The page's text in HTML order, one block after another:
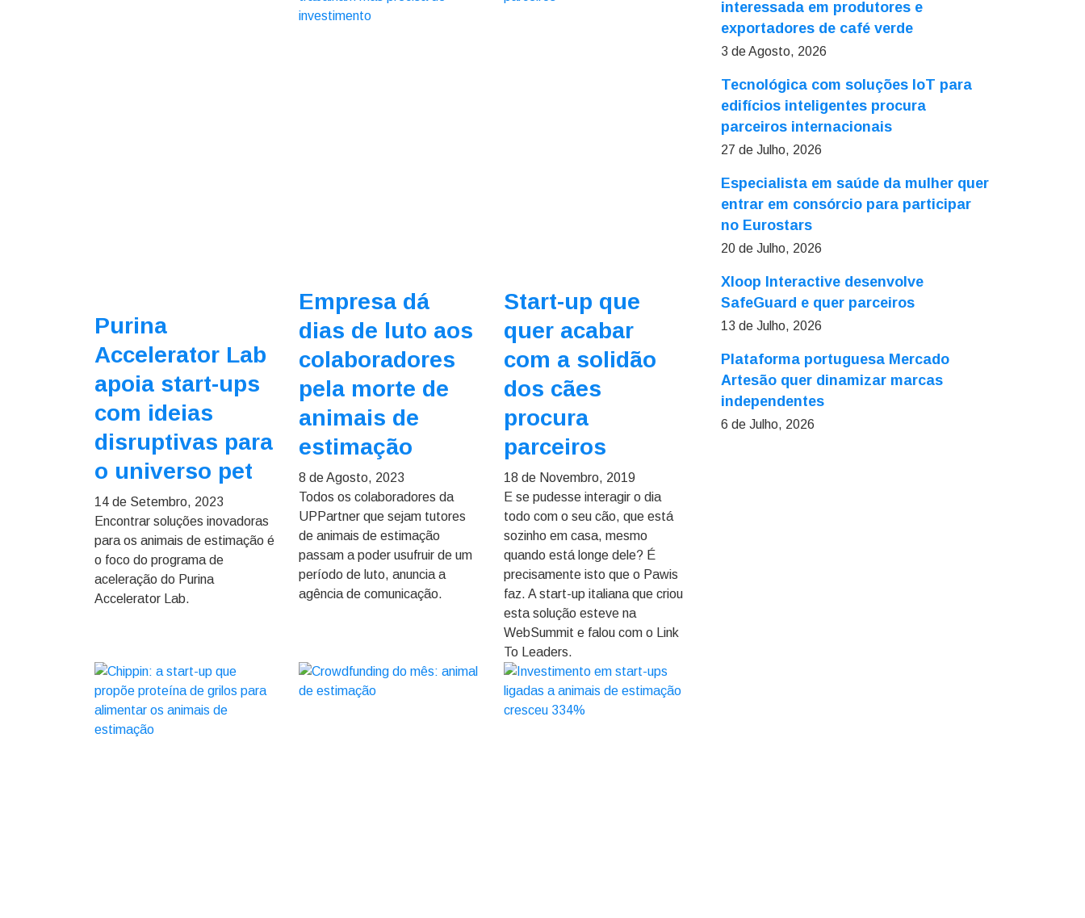
Purina
Accelerator Lab
apoia start-ups
com ideias
disruptivas para
o universo pet
14 de Setembro, 2023
Encontrar soluções inovadoras
para os animais de estimação é
o foco do programa de
aceleração do Purina
Accelerator Lab.
Empresa dá
dias de luto aos
colaboradores
pela morte de
animais de
estimação
8 de Agosto, 2023
Todos os colaboradores da
UPPartner que sejam tutores
de animais de estimação
passam a poder usufruir de um
período de luto, anuncia a
agência de comunicação.
Start-up que
quer acabar
com a solidão
dos cães
procura
parceiros
18 de Novembro, 2019
E se pudesse interagir o dia
todo com o seu cão, que está
sozinho em casa, mesmo
quando está longe dele? É
precisamente isto que o Pawis
faz. A start-up italiana que criou
esta solução esteve na
WebSummit e falou com o Link
To Leaders.
interessada em produtores e
exportadores de café verde
3 de Agosto, 2026
Tecnológica com soluções IoT para
edifícios inteligentes procura
parceiros internacionais
27 de Julho, 2026
Especialista em saúde da mulher quer
entrar em consórcio para participar
no Eurostars
20 de Julho, 2026
Xloop Interactive desenvolve
SafeGuard e quer parceiros
13 de Julho, 2026
Plataforma portuguesa Mercado
Artesão quer dinamizar marcas
independentes
6 de Julho, 2026